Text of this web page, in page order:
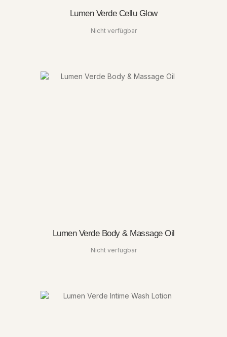
Lumen Verde Cellu Glow
Nicht verfügbar
Lumen Verde Body & Massage Oil
Nicht verfügbar